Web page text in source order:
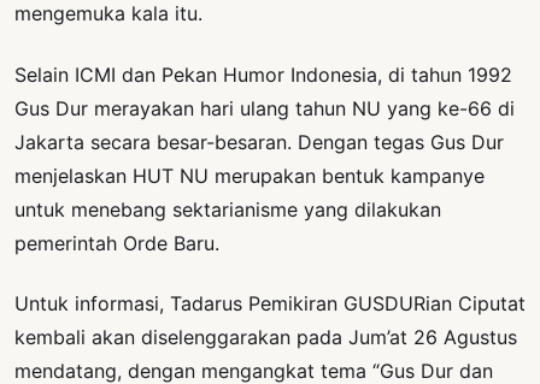
mengemuka kala itu.
Selain ICMI dan Pekan Humor Indonesia, di tahun 1992
Gus Dur merayakan hari ulang tahun NU yang ke-66 di
Jakarta secara besar-besaran. Dengan tegas Gus Dur
menjelaskan HUT NU merupakan bentuk kampanye
untuk menebang sektarianisme yang dilakukan
pemerintah Orde Baru.
Untuk informasi, Tadarus Pemikiran GUSDURian Ciputat
kembali akan diselenggarakan pada Jum’at 26 Agustus
mendatang, dengan mengangkat tema “Gus Dur dan